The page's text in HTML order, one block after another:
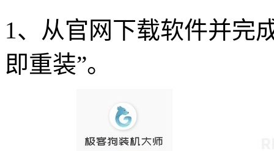
1 、从官网下载软件并完
即重装”。